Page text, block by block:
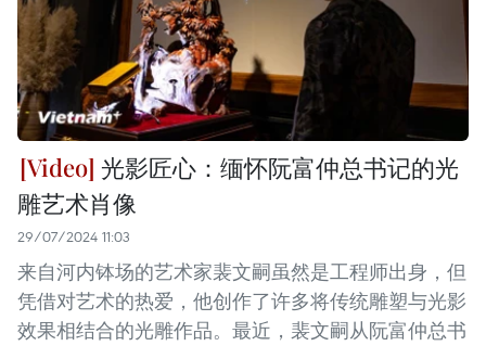
光影匠心：缅怀阮富仲总书记的光
雕艺术肖像
29/07/2024 11:03
来自河内钵场的艺术家裴文嗣虽然是工程师出身，但
凭借对艺术的热爱，他创作了许多将传统雕塑与光影
效果相结合的光雕作品。最近，裴文嗣从阮富仲总书